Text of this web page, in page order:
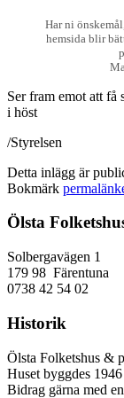
Har ni
hemsida blir
Ser fram emot att få
i höst
/Styrelsen
Detta inlägg är
Bokmärk
Ölsta
Solbergavägen 1
179 98 Färentuna
0738 42 54 02
Historik
Ölsta Folketshus &
Huset byggdes 1946
Bidrag gärna med